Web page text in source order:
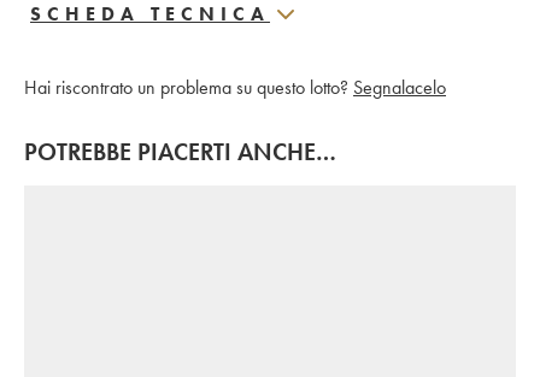
SCHEDA TECNICA
Hai riscontrato un problema su questo lotto? Segnalacelo
POTREBBE PIACERTI ANCHE…